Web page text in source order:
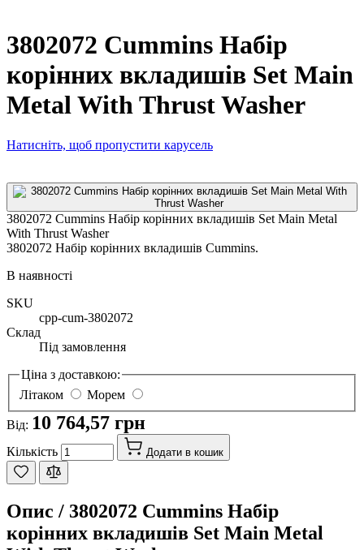
3802072 Cummins Набір
корінних вкладишів Set Main
Metal With Thrust Washer
Натисніть, щоб пропустити карусель
3802072 Cummins Набір корінних вкладишів Set Main Metal
With Thrust Washer
3802072 Набір корінних вкладишів Cummins.
В наявності
SKU
cpp-cum-3802072
Склад
Під замовлення
Ціна з доставкою:
Літаком
Морем
Від: 10 764,57 грн
Кількість Додати в кошик
Опис / 3802072 Cummins Набір
корінних вкладишів Set Main Metal